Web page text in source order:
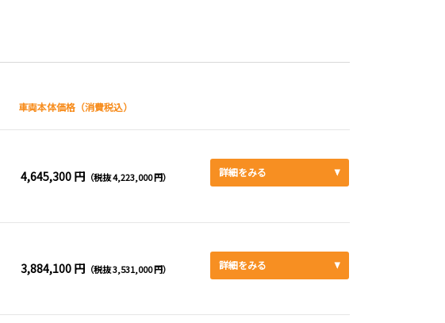
車両本体価格（消費税込）
4,645,300 円 （税抜 4,223,000 円） 詳細をみる
3,884,100 円（税抜 3,531,000 円） 詳細をみる